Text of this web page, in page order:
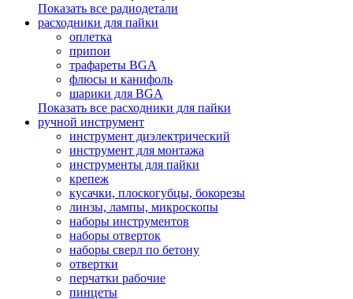
Показать все радиодетали
расходники для пайки
оплетка
припои
трафареты BGA
флюсы и канифоль
шарики для BGA
Показать все расходники для пайки
ручной инструмент
инструмент диэлектрический
инструмент для монтажа
инструменты для пайки
крепеж
кусачки, плоскогубцы, бокорезы
линзы, лампы, микроскопы
наборы инструментов
наборы отверток
наборы сверл по бетону
отвертки
перчатки рабочие
пинцеты